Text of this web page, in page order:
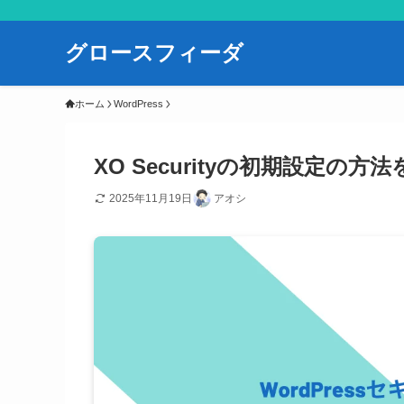
グロースフィーダ
ホーム WordPress
XO Securityの初期設定の方法
2025年11月19日 アオシ